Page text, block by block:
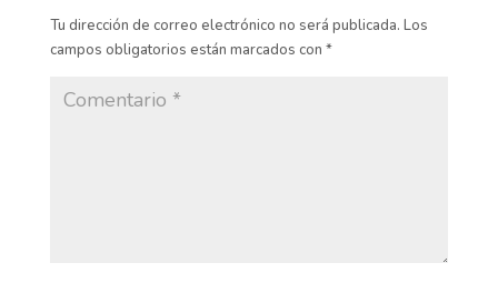
Tu dirección de correo electrónico no será publicada. Los
campos obligatorios están marcados con *